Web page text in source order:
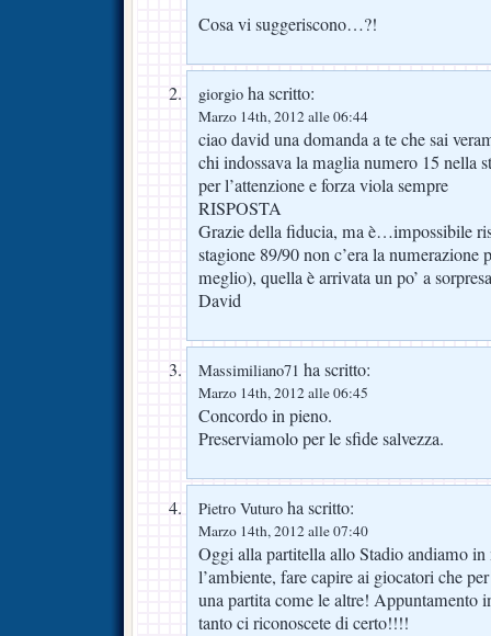
Cosa vi suggeriscono…?!
giorgio ha scritto:
Marzo 14th, 2012 alle 06:44
ciao david una domanda a te che sai
chi indossava la maglia numero 15 nella
per l’attenzione e forza viola sempre
RISPOSTA
Grazie della fiducia, ma è…impossibile
stagione 89/90 non c’era la numerazione
meglio), quella è arrivata un po’ a
David
Massimiliano71 ha scritto:
Marzo 14th, 2012 alle 06:45
Concordo in pieno.
Preserviamolo per le sfide salvezza.
Pietro Vuturo ha scritto:
Marzo 14th, 2012 alle 07:40
Oggi alla partitella allo Stadio andiamo in
l’ambiente, fare capire ai giocatori che
una partita come le altre! Appuntamento
tanto ci riconoscete di certo!!!!